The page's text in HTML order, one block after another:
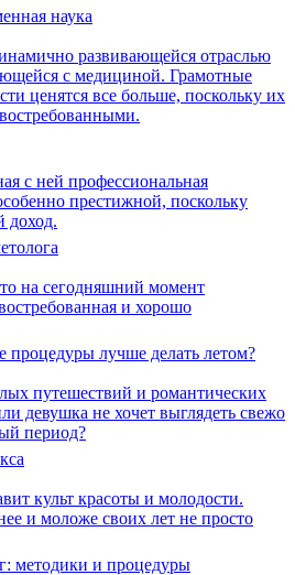
наука
развивающейся отраслью
с медициной. Грамотные
ценятся все больше, поскольку их
с ней профессиональная
престижной, поскольку
доход.
на сегодняшний момент
и хорошо
процедуры лучше делать летом?
путешествий и романтических
девушка не хочет выглядеть свежо
период?
культ красоты и молодости.
и моложе своих лет не просто
методики и процедуры